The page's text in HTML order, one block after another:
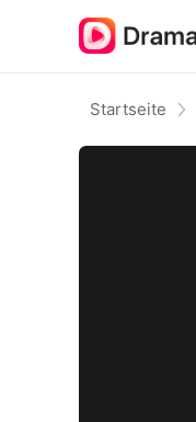
Startseite